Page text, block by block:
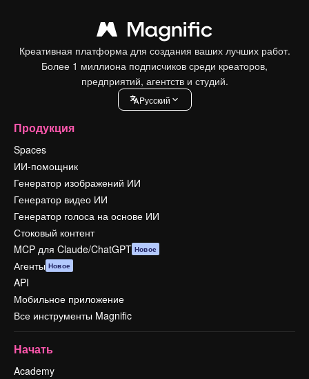
Креативная платформа для создания ваших лучших работ.
Более 1 миллиона подписчиков среди креаторов,
предприятий, агентств и студий.
Pусский
Продукция
Spaces
ИИ-помощник
Генератор изображений ИИ
Генератор видео ИИ
Генератор голоса на основе ИИ
Стоковый контент
MCP для Claude/ChatGPT Новое
Агенты Новое
API
Мобильное приложение
Все инструменты Magnific
Начать
Academy